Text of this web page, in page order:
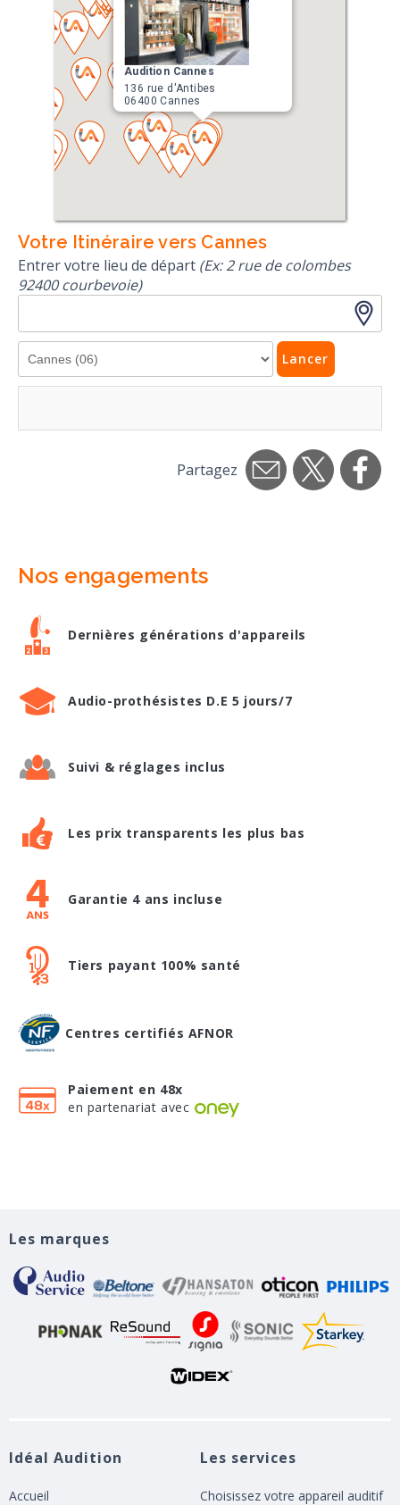
Audition Cannes
136 rue d'Antibes
06400 Cannes
Votre Itinéraire vers Cannes
Entrer votre lieu de départ (Ex: 2 rue de colombes
92400 courbevoie)
Lancer
Partagez
Nos engagements
Dernières générations d'appareils
Audio-prothésistes D.E 5 jours/7
Suivi & réglages inclus
Les prix transparents les plus bas
Garantie 4 ans incluse
Tiers payant 100% santé
Centres certifiés AFNOR
Paiement en 48x
en partenariat avec
Les marques
Idéal Audition
Accueil
Les services
Choisissez votre appareil auditif